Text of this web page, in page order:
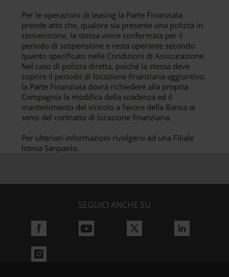
Per le operazioni di leasing la Parte Finanziata
prende atto che, qualora sia presente una polizza in
convenzione, la stessa viene confermata per il
periodo di sospensione e resta operante secondo
quanto specificato nelle Condizioni di Assicurazione.
Nel caso di polizza diretta, poiché la stessa deve
coprire il periodo di locazione finanziaria aggiuntivo,
la Parte Finanziata dovrà richiedere alla propria
Compagnia la modifica della scadenza ed il
mantenimento del vincolo a favore della Banca ai
sensi del contratto di locazione finanziaria.
Per ulteriori informazioni rivolgersi ad una Filiale
Intesa Sanpaolo.
SEGUICI ANCHE SU